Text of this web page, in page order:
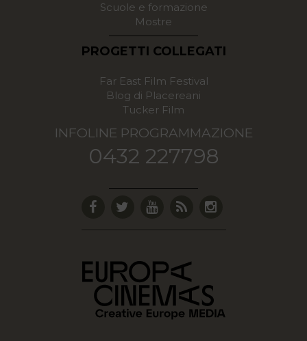
Scuole e formazione
Mostre
PROGETTI COLLEGATI
Far East Film Festival
Blog di Placereani
Tucker Film
INFOLINE PROGRAMMAZIONE
0432 227798